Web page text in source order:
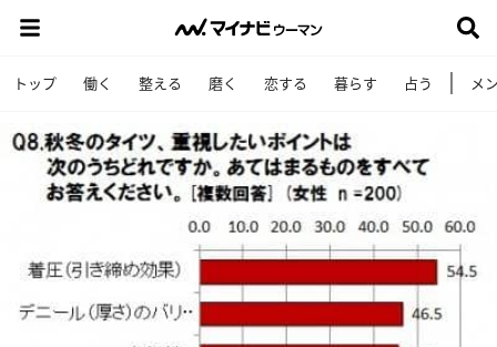
トップ 働く 整える 磨く 恋する 暮らす 占う メ